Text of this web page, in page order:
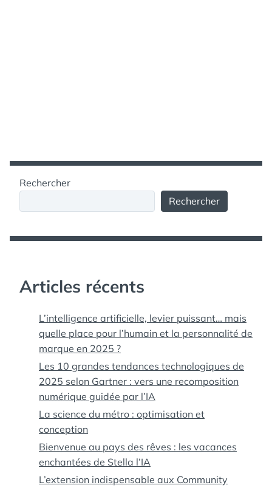
Rechercher
Rechercher
Articles récents
L’intelligence artificielle, levier puissant… mais
quelle place pour l’humain et la personnalité de
marque en 2025 ?
Les 10 grandes tendances technologiques de
2025 selon Gartner : vers une recomposition
numérique guidée par l’IA
La science du métro : optimisation et
conception
Bienvenue au pays des rêves : les vacances
enchantées de Stella l’IA
L’extension indispensable aux Community